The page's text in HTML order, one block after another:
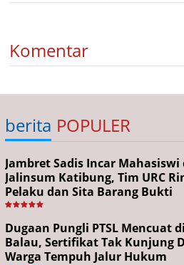
Komentar
berita POPULER
Jambret Sadis Incar Mahasiswi
Jalinsum Katibung, Tim URC
Pelaku dan Sita Barang Bukti
Dugaan Pungli PTSL Mencuat
Balau, Sertifikat Tak Kunjung
Warga Tempuh Jalur Hukum